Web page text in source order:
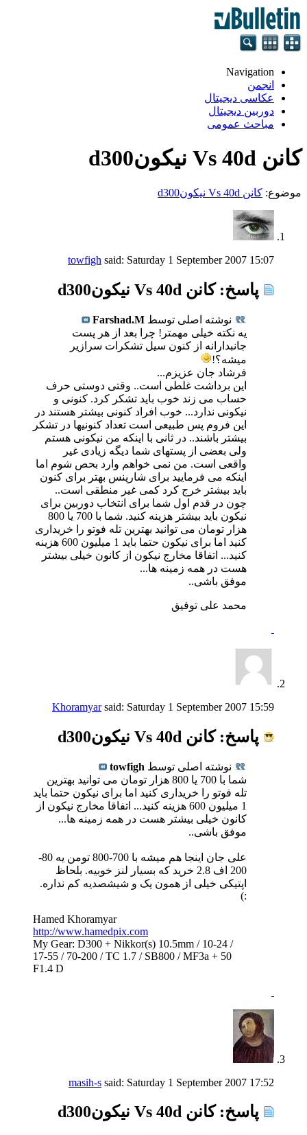
Navigation
انجمن
عکاسی دیجیتال
دوربین دیجیتال
مباحث عمومی
كانن Vs 40d نیكونd300
موضوع: كانن Vs 40d نیكونd300
towfigh said: Saturday 1 September 2007 15:07
پاسخ: كانن Vs 40d نیكونd300
نوشته اصلی توسط Farshad.M
یه نکته خیلی مهمتر! چرا بعد از هر پست
جانبدارانه از کنون سیل تشکرات سرازیر
میشه؟!
فرشاد جان عزیزم...
این برداشت غلطی است.. وقتی دوستی حرف
حساب می زند خوب باید تشکر کرد. کنونی و
نیکونی ندارد... خوب افراد کنونی بیشتر هستند در
این فروم پس طبیعی است تعداد کنونیها در تشکر
بیشتر باشند.. در ثانی با اینکه من نیکونی هستم
ولی بعضی از پستهای شما دیگه زیادی غیر
واقعی است. من نمی خواهم وارد بحص شوم اما
اینکه می فرمایید برای شارپنس بهتر برای کنون
باید بیشتر خرج کرد کمی غیر منطقی است..
چون در قدم اول شما برای انتخاب دوربین برای
نیکون باید بیشتر هزینه کنید. شما با 700 یا 800
هزار تومان می توانید بهترین تله فوتو را خریداری
کنید اما برای نیکون حتما باید 1 میلیون 600 هزینه
کنید... اتفاقا مخارج نیکون از کانون خیلی بیشتر
هست در همه زمینه ها...
موفق باشی..
محمد علی توفیق
Khoramyarsaid: Saturday 1 September 2007 15:59
پاسخ: كانن Vs 40d نیكونd300
نوشته اصلی توسط towfigh
شما با 700 یا 800 هزار تومان می توانید بهترین
تله فوتو را خریداری کنید اما برای نیکون حتما باید
1 میلیون 600 هزینه کنید... اتفاقا مخارج نیکون از
کانون خیلی بیشتر هست در همه زمینه ها...
موفق باشی..
علی جان اینجا هم میشه با 700-800 تومن یه 80-
200 اف 2.8 خرید که بسیار لنز خوبیه. بلحاظ
اپتیکی خیلی از همون یک و شیشصدیه کم نداره.
:)
Hamed Khoramyar
http://www.hamedpix.com
My Gear: D300 + Nikkor(s) 10.5mm / 10-24 /
17-55 / 70-200 / TC 1.7 / SB800 / MF3a + 50
F1.4 D
masih-s said: Saturday 1 September 2007 17:52
پاسخ: كانن Vs 40d نیكونd300